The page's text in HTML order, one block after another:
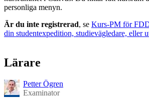
personliga menyn.
Är du inte registrerad, se Kurs-PM för
din studentexpedition, studievägledare, eller
Lärare
Petter Ögren
Examinator